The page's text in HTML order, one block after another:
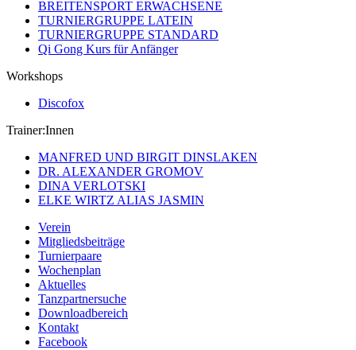
BREITENSPORT ERWACHSENE
TURNIERGRUPPE LATEIN
TURNIERGRUPPE STANDARD
Qi Gong Kurs für Anfänger
Workshops
Discofox
Trainer:Innen
MANFRED UND BIRGIT DINSLAKEN
DR. ALEXANDER GROMOV
DINA VERLOTSKI
ELKE WIRTZ ALIAS JASMIN
Verein
Mitgliedsbeiträge
Turnierpaare
Wochenplan
Aktuelles
Tanzpartnersuche
Downloadbereich
Kontakt
Facebook